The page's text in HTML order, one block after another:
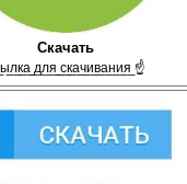
Скачать
̲д̲л̲я̲ ̲с̲к̲а̲ч̲и̲в̲а̲н̲и̲я̲ ☝